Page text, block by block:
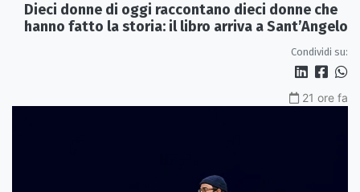
Dieci donne di oggi raccontano dieci donne che
hanno fatto la storia: il libro arriva a Sant’Angelo
Condividi su:
21 ore fa